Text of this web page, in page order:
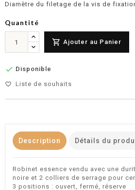
Diamètre du filetage de la vis de
Quantité
 Ajouter au Panier
 Disponible
favorite_border Liste de souhaits
Description Détails du
Robinet essence vendu avec une
noire et 2 colliers de serrage pour
3 positions : ouvert, fermé, réserve